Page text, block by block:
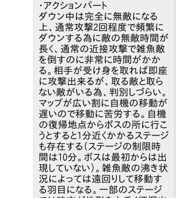
・アクションパート
ダウン中は完全に無敵になる
上、通常攻撃2回程度で頻繁に
ダウンする為に敵の無敵時間が
長く、通常の近接攻撃で雑魚敵
を倒すのに非常に時間がかか
る。相手が受け身を取れば即座
に攻撃出来るが、取る敵と取ら
ない敵がいる為、判別しづらい。
マップが広い割に自機の移動が
遅いので移動に苦労する。自機
の復帰地点からボスの所に行こ
うとすると1分近くかかるステージ
も存在する（ステージの制限時
間は10分。ボスは最初からは出
現していない）。雑魚敵の沸き状
況によっては遠回りして移動す
る羽目になる。一部のステージ